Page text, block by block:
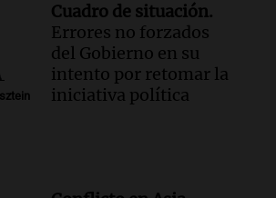
Cuadro de situación.
Errores no forzados
del Gobierno en su
intento por retomar la
iniciativa política